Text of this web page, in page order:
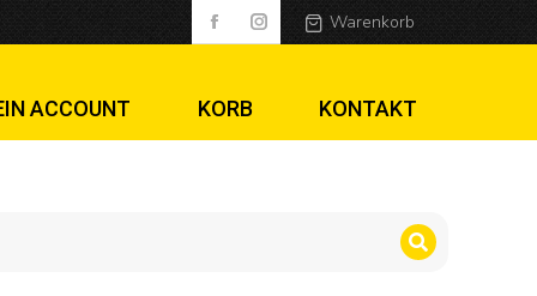
Warenkorb
ACCOUNT KORB KONTAKT